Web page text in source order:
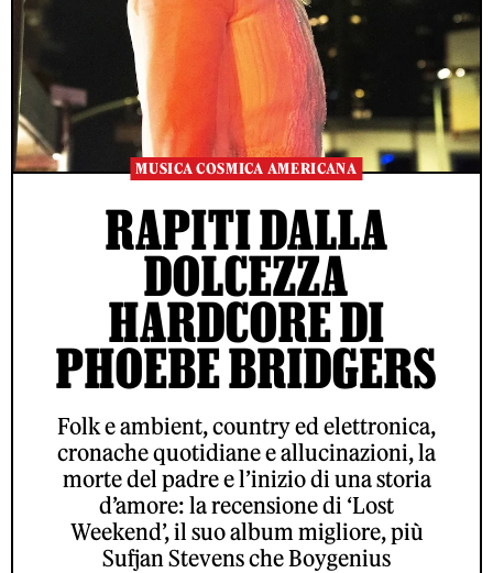
MUSICA COSMICA AMERICANA
RAPITI DALLA
DOLCEZZA
HARDCORE DI
PHOEBE BRIDGERS
Folk e ambient, country ed elettronica,
cronache quotidiane e allucinazioni, la
morte del padre e l’inizio di una storia
d’amore: la recensione di ‘Lost
Weekend’, il suo album migliore, più
Sufjan Stevens che Boygenius